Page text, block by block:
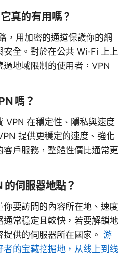
真的有用嗎？
，用加密的通道保護你的網
安全。對於在公共 Wi-Fi 上上
地域限制的使用者，VPN
嗎？
VPN 在穩定性、隱私與速度
提供更穩定的速度、強化
客戶服務，整體性價比通常更
伺服器地點？
你要訪問的內容所在地、速度
通常穩定且較快，若要解鎖地
供的伺服器所在國家。 游
者的宝藏挖掘地，从线上到线